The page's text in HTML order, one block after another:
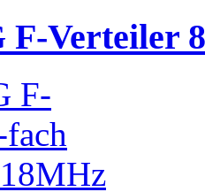
F-Verteiler